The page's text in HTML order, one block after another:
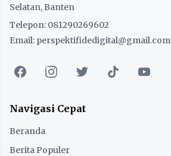
Selatan, Banten
Telepon: 081290269602
Email: perspektifidedigital@gmail.com
Navigasi Cepat
Beranda
Berita Populer